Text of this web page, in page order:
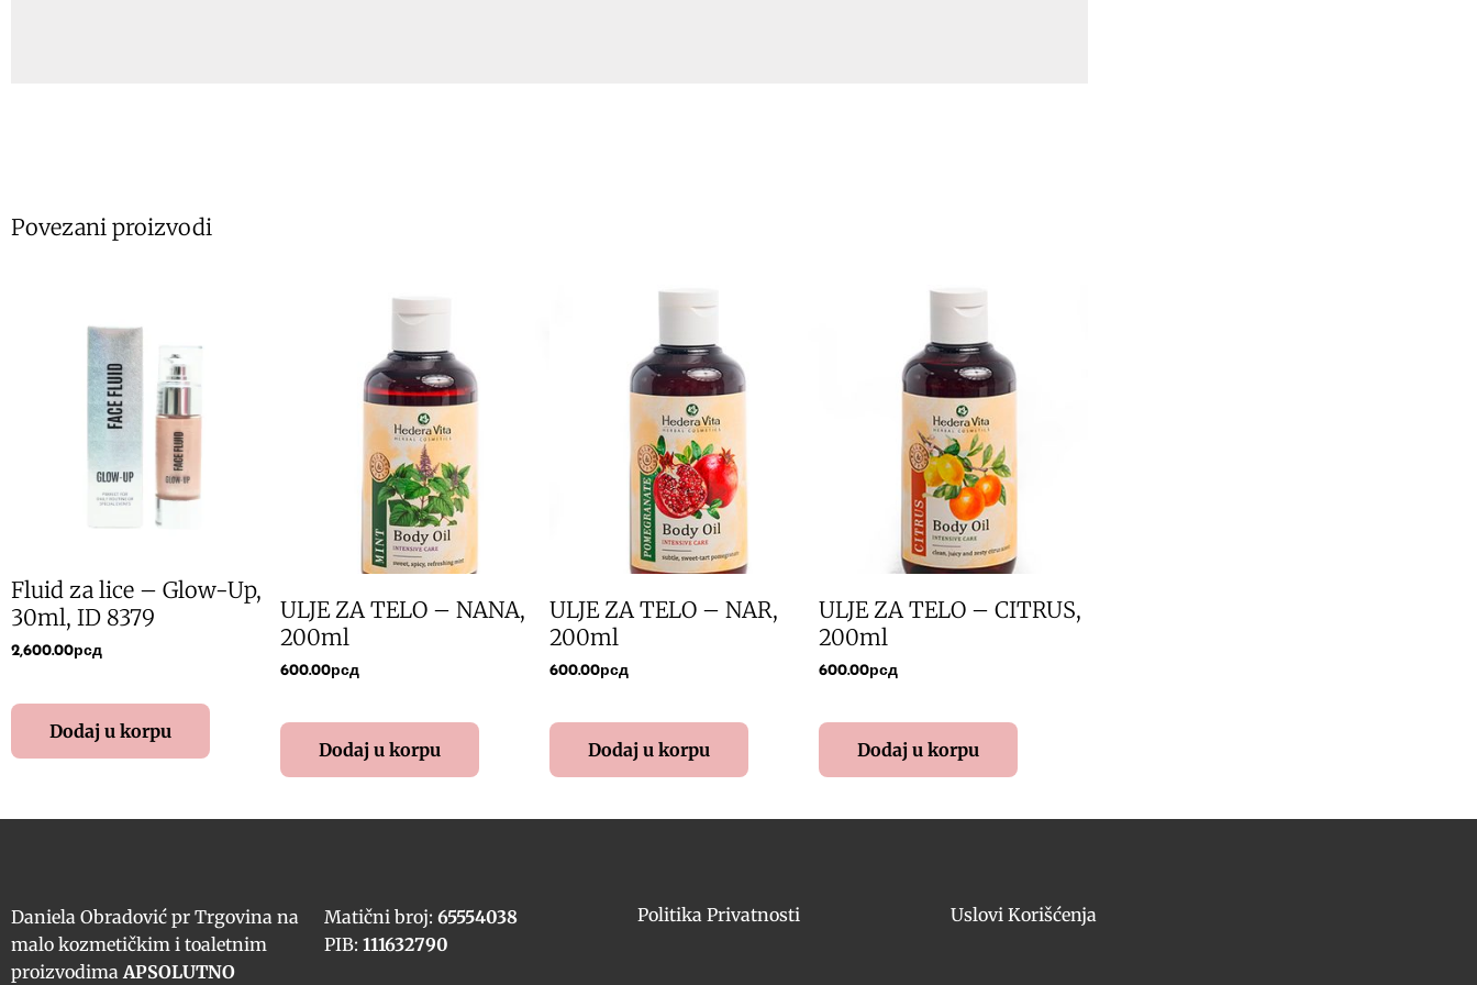
Povezani proizvodi
Fluid za lice – Glow-Up,
30ml, ID 8379
2,600.00рсд
Dodaj u korpu
ULJE ZA TELO – NANA,
200ml
600.00рсд
Dodaj u korpu
ULJE ZA TELO – NAR,
200ml
600.00рсд
Dodaj u korpu
ULJE ZA TELO – CITRUS,
200ml
600.00рсд
Dodaj u korpu
Daniela Obradović pr Trgovina na
malo kozmetičkim i toaletnim
proizvodimaAPSOLUTNO
Matični broj: 65554038
PIB: 111632790
Politika Privatnosti Uslovi Korišćenja